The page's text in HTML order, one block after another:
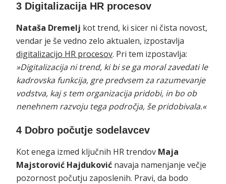
3 Digitalizacija HR procesov
Nataša Dremelj kot trend, ki sicer ni čista novost,
vendar je še vedno zelo aktualen, izpostavlja
digitalizacijo HR procesov. Pri tem izpostavlja:
»Digitalizacija ni trend, ki bi se ga moral zavedati le
kadrovska funkcija, gre predvsem za razumevanje
vodstva, kaj s tem organizacija pridobi, in bo ob
nenehnem razvoju tega področja, še pridobivala.«
4 Dobro počutje sodelavcev
Kot enega izmed ključnih HR trendov Maja
Majstorović Hajduković navaja namenjanje večje
pozornost počutju zaposlenih. Pravi, da bodo